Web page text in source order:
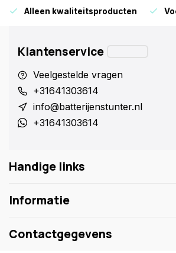
Alleen kwaliteitsproducten
Klantenservice
Veelgestelde vragen
+31641303614
info@batterijenstunter.nl
+31641303614
Handige links
Informatie
Contactgegevens